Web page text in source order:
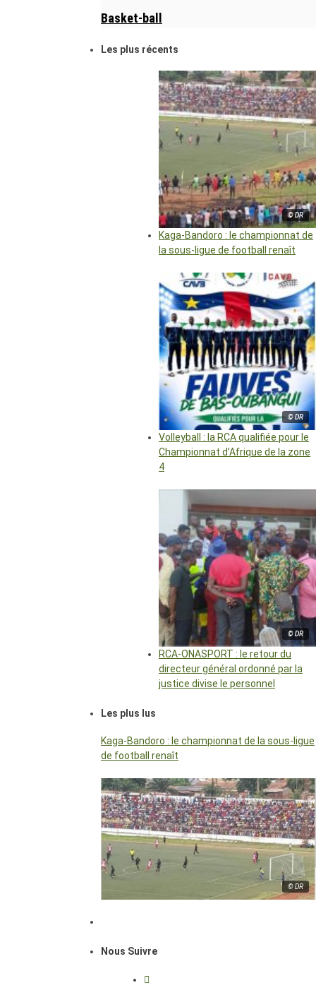
Basket-ball
Les plus récents
© DR
Kaga-Bandoro : le championnat de
la sous-ligue de football renaît
© DR
Volleyball : la RCA qualifiée pour le
Championnat d’Afrique de la zone
4
© DR
RCA-ONASPORT : le retour du
directeur général ordonné par la
justice divise le personnel
Les plus lus
Kaga-Bandoro : le championnat de la sous-ligue
de football renaît
© DR
Nous Suivre